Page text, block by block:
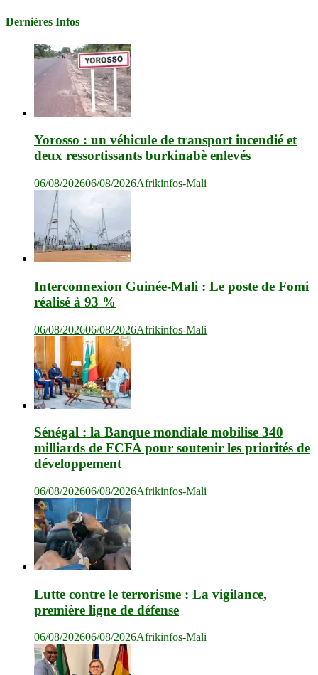
Dernières Infos
Yorosso : un véhicule de transport incendié et
deux ressortissants burkinabè enlevés
06/08/202606/08/2026Afrikinfos-Mali
Interconnexion Guinée-Mali : Le poste de Fomi
réalisé à 93 %
06/08/202606/08/2026Afrikinfos-Mali
Sénégal : la Banque mondiale mobilise 340
milliards de FCFA pour soutenir les priorités de
développement
06/08/202606/08/2026Afrikinfos-Mali
Lutte contre le terrorisme : La vigilance,
première ligne de défense
06/08/202606/08/2026Afrikinfos-Mali